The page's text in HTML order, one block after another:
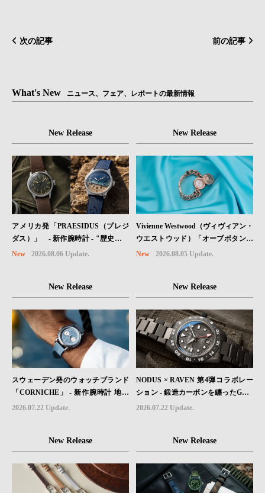
次の記事 前の記事
What's New ニュース、フェア、レポートの最新情報
New Release
アメリカ発「PRAESIDUS（プレジ
ダス）」 - 新作腕時計 - "歴史を身
に着ける“ -戦場を駆け抜けたWillys
込めた「A-11」コレクション2種類
New 2026.08.06 Update.
New Release
Vivienne Westwood（ヴィヴィアン・
ウエストウッド）「オーブボタン」
コレクションに、⽇本限定カラーの
New 2026.08.05 Update.
New Release
スウェーデン発のウォッチブランド
「CORNICHE」 - 新作腕時計 地中
海の夏を映す、爽やかなブルーダイ
2026.07.22 Update.
New Release
NODUS × RAVEN 第4弾コラボレー
ション - 鍛造カーボンを纏ったGMT
ウォッチ「TRAILTREKKER CARB
2026.07.22 Update.
New Release New Release